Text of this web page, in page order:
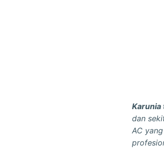
Karunia
dan
AC